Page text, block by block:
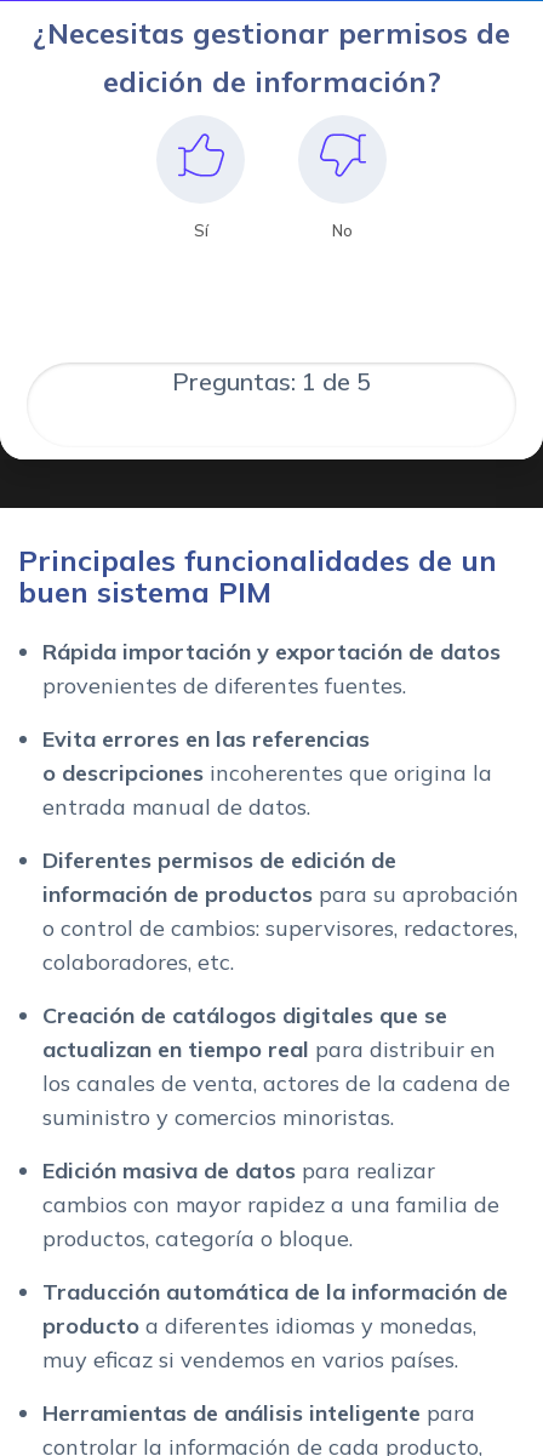
¿Necesitas gestionar permisos de
edición de información?
Sí No
Preguntas: 1 de 5
Principales funcionalidades de un
buen sistema PIM
Rápida importación y exportación de datos
provenientes de diferentes fuentes.
Evita errores en las referencias
o descripciones incoherentes que origina la
entrada manual de datos.
Diferentes permisos de edición de
información de productos para su aprobación
o control de cambios: supervisores, redactores,
colaboradores, etc.
Creación de catálogos digitales que se
actualizan en tiempo real para distribuir en
los canales de venta, actores de la cadena de
suministro y comercios minoristas.
Edición masiva de datos para realizar
cambios con mayor rapidez a una familia de
productos, categoría o bloque.
Traducción automática de la información de
producto a diferentes idiomas y monedas,
muy eficaz si vendemos en varios países.
Herramientas de análisis inteligente para
controlar la información de cada producto,